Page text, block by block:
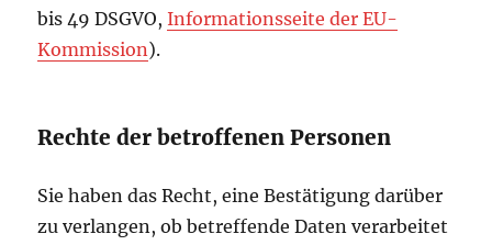
bis 49 DSGVO,Informationsseite der EU-
Kommission).
Rechte der betroffenen Personen
Sie haben das Recht, eine Bestätigung darüber
zu verlangen, ob betreffende Daten verarbeitet